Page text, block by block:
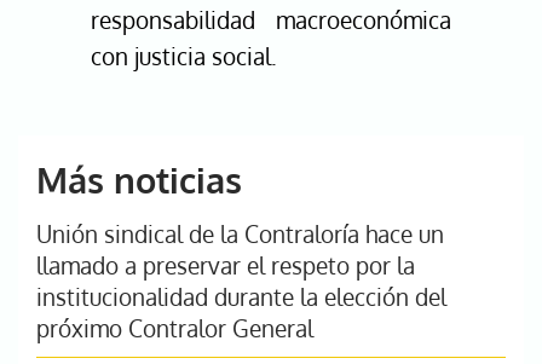
responsabilidad macroeconómica
con justicia social.
Más noticias
Unión sindical de la Contraloría hace un
llamado a preservar el respeto por la
institucionalidad durante la elección del
próximo Contralor General